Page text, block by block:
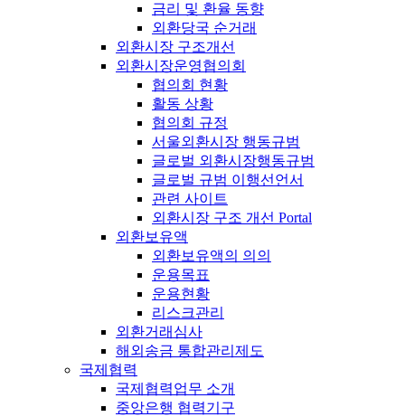
금리 및 환율 동향
외환당국 순거래
외환시장 구조개선
외환시장운영협의회
협의회 현황
활동 상황
협의회 규정
서울외환시장 행동규범
글로벌 외환시장행동규범
글로벌 규범 이행선언서
관련 사이트
외환시장 구조 개선 Portal
외환보유액
외환보유액의 의의
운용목표
운용현황
리스크관리
외환거래심사
해외송금 통합관리제도
국제협력
국제협력업무 소개
중앙은행 협력기구